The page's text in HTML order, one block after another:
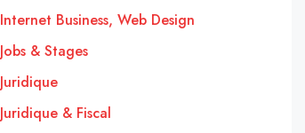
Internet Business, Web Design
Jobs & Stages
Juridique
Juridique & Fiscal